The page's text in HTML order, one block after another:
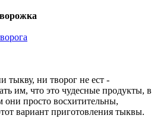
тыкву, ни творог не ест -
им, что это чудесные продукты, в
они просто восхитительны,
вариант приготовления тыквы.